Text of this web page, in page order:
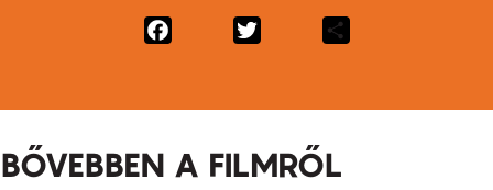
Facebook
BŐVEBBEN A FILMRŐL